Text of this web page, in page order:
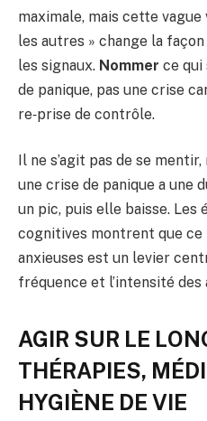
maximale, mais cette
les autres » change la
les signaux. Nommer ce qui
de panique, pas une crise
re‑prise de contrôle.
Il ne s’agit pas de se
une crise de panique a une
un pic, puis elle baisse. Les
cognitives montrent que ce
anxieuses est un levier
fréquence et l’intensité des
AGIR SUR LE
THÉRAPIES,
HYGIÈNE DE VIE